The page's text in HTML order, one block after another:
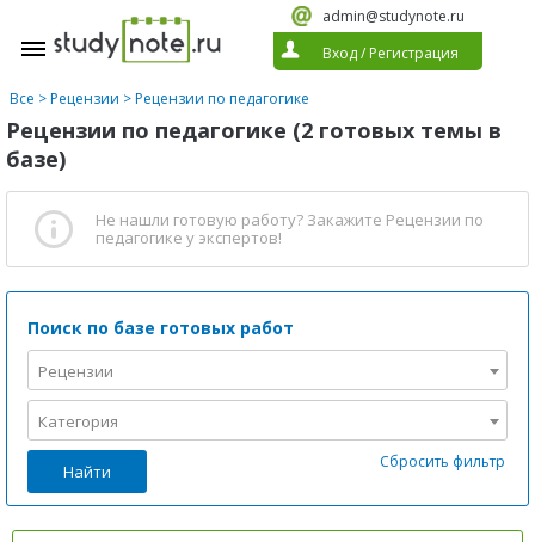
admin@studynote.ru
Вход/ Регистрация
Все >Рецензии >Рецензии по педагогике
Рецензии по педагогике (2 готовых темы в
базе)
Не нашли готовую работу? Закажите Рецензии по
педагогике у экспертов!
Поиск по базе готовых работ
Рецензии
Категория
Найти Сбросить фильтр